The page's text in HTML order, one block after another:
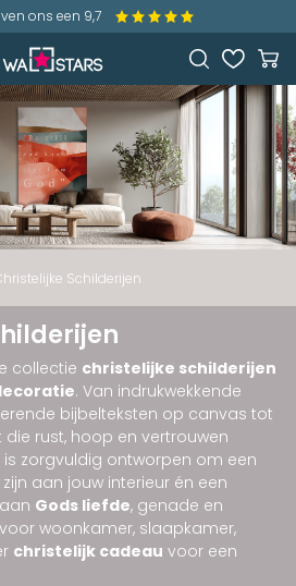
ons een 9,7
Schilderijen
collectie christelijke schilderijen
. Van indrukwekkende
bijbelteksten op canvas tot
rust, hoop en vertrouwen
is zorgvuldig ontworpen om een
aan jouw interieur én een
Gods liefde, genade en
woonkamer, slaapkamer,
christelijk cadeau voor een